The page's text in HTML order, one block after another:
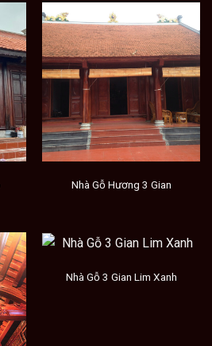
Nhà Gỗ Hương 3 Gian
Nhà Gỗ 3 Gian Lim Xanh